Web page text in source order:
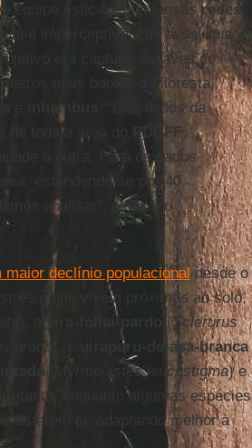
equipe esticaram extensasredes
imperceptíveis às aves, que
era capturar as aves do
mais baixos da floresta,
inhambus
. “Dos dados da
de toda a área do
PDBFF,
a outra. Para os dados
estendendo-se por 40
analisar”, explica o
maior declínio populacional desde o
e que vivem próximas ao solo,
vira-folha-pardo (Sclerurus
arada
uirapuru-de-asa-branca
( Myrmelastes leucostigma) e
enquanto algumas espécies
estarem se adaptando melhor à